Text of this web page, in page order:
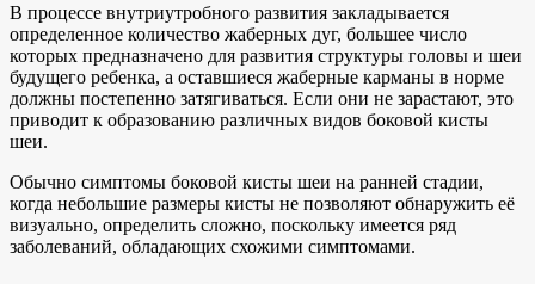
В процессе внутриутробного развития закладывается
определенное количество жаберных дуг, большее число
которых предназначено для развития структуры головы и шеи
будущего ребенка, а оставшиеся жаберные карманы в норме
должны постепенно затягиваться. Если они не зарастают, это
приводит к образованию различных видов боковой кисты
шеи.
Обычно симптомы боковой кисты шеи на ранней стадии,
когда небольшие размеры кисты не позволяют обнаружить её
визуально, определить сложно, поскольку имеется ряд
заболеваний, обладающих схожими симптомами.